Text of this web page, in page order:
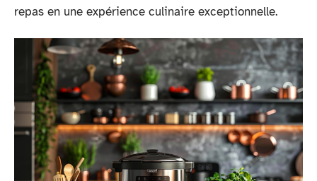
repas en une expérience culinaire exceptionnelle.